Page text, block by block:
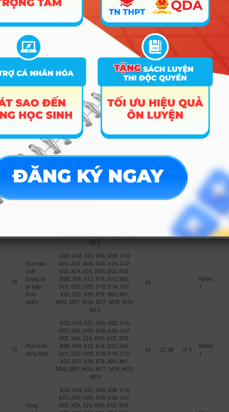
Kỹ thuật
mềm
X05; X24; X26; B00; B02; B03;
B08; X04; X12; X14; X20; X65;
D01; D07; D09; D10; D14; D15;
X25; X27; X28; X78; X80; X81;
M00; M01; M26; M27; M28; M29;
19.4
Nhóm
Công
A01; A03; A04; A05; A06; A07;
X05; X24; X26; B00; B02; B03;
B08; X04; X12; X14; X20; X65;
D01; D07; D09; D10; D14; D15;
X25; X27; X28; X78; X80; X81;
M00; M01; M26; M27; M28; M29;
M30
16 20.72 21.12
1
nghệ thực
phẩm
A00; A02; X01; X06; X08; X10;
A01; A03; A04; A05; A06; A07;
X05; X24; X26; B00; B02; B03;
B08; X04; X12; X14; X20; X65;
D01; D07; D09; D10; D14; D15;
M00; M01; M26; M27; M28; M29;
M30
M30
Nhóm
1
18
Đảm bảo
chất
lượng và
an toàn
thực
phẩm
A00; A02; X01; X06; X08; X10;
A01; A03; A04; A05; A06; A07;
X05; X24; X26; B00; B02; B03;
B08; X04; X12; X14; X20; X65;
D01; D07; D09; D10; D14; D15;
X25; X27; X28; X78; X80; X81;
M00; M01; M26; M27; M28; M29;
M30
16
Nhóm
1
19
Phát triển
nông thôn
A00; A02; X01; X06; X08; X10;
A01; A03; A04; A05; A06; A07;
X05; X24; X26; B00; B02; B03;
B08; X04; X12; X14; X20; X65;
D01; D07; D09; D10; D14; D15;
X25; X27; X28; X78; X80; X81;
M00; M01; M26; M27; M28; M29;
M30
16 22.08 19.6
Nhóm
1
Công
A00; A02; X01; X06; X08; X10;
A01; A03; A04; A05; A06; A07;
X05; X24; X26; B00; B02; B03;